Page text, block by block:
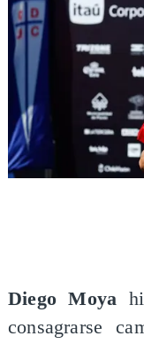
Diego Moya
consagrarse